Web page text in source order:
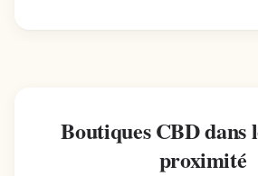
Boutiques CBD dans
proximité